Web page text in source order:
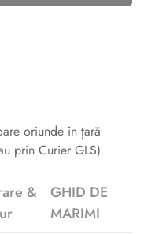
oriunde în țară
prin Curier GLS)
&
GHID DE
MARIMI